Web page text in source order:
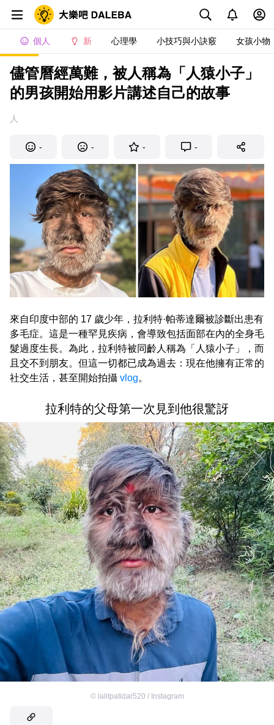
個人 新 心理學 小技巧與小訣竅 女孩小物
儘管曆經萬難，被人稱為「人猿小子」
的男孩開始用影片講述自己的故事
人
- - - -
來自印度中部的 17 歲少年，拉利特·帕蒂達爾被診斷出患有
多毛症。這是一種罕見疾病，會導致包括面部在內的全身毛
髮過度生長。為此，拉利特被同齡人稱為「人猿小子」，而
且交不到朋友。但這一切都已成為過去：現在他擁有正常的
社交生活，甚至開始拍攝 vlog。
拉利特的父母第一次見到他很驚訝
© lalitpatidar520 / Instagram